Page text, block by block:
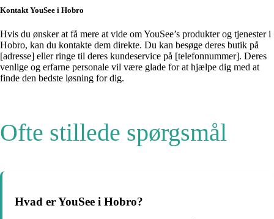
Kontakt YouSee i Hobro
Hvis du ønsker at få mere at vide om YouSee’s produkter og tjenester i
Hobro, kan du kontakte dem direkte. Du kan besøge deres butik på
[adresse] eller ringe til deres kundeservice på [telefonnummer]. Deres
venlige og erfarne personale vil være glade for at hjælpe dig med at
finde den bedste løsning for dig.
Ofte stillede spørgsmål
Hvad er YouSee i Hobro?